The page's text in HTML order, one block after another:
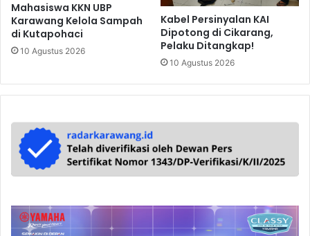
Mahasiswa KKN UBP
Karawang Kelola Sampah
di Kutapohaci
10 Agustus 2026
Kabel Persinyalan KAI
Dipotong di Cikarang,
Pelaku Ditangkap!
10 Agustus 2026